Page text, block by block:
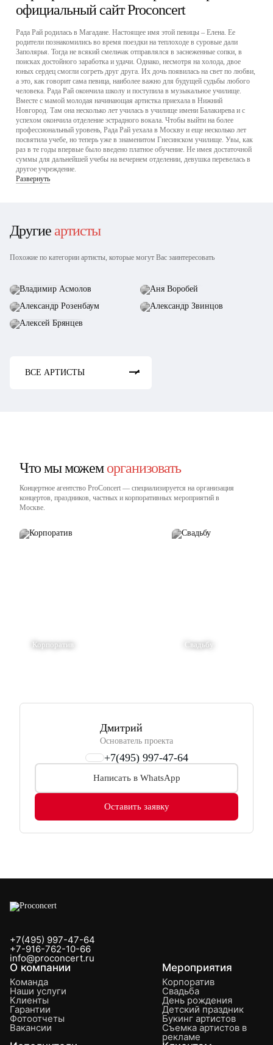
официальный сайт Proconcert
Рада Рай родилась в Магадане. Настоящее имя этой певицы – Елена. Ее
родители познакомились во время поездки на теплоходе в суровые дали
Заполярья. Тогда не всякий смельчак отправлялся в заснеженные сопки, в
поисках достойного заработка и удачи. Однако, несмотря на холода, двое
юных сердец смогли согреть друг друга. Их дочь появилась на свет по любви,
а это, как говорит сама певица, наиболее важно для будущей судьбы любого
человека. Рада Рай окончила школу и поступила в музыкальное училище.
Вместе с мамой молодая начинающая артистка приехала в Нижний
Новгород. Там она несколько лет училась в училище имени Балакирева и с
успехом окончила отделение эстрадного вокала. Чтобы выйти на более
профессиональный уровень, Рада Рай уехала в Москву и еще несколько лет
посвятила учебе, но теперь уже в знаменитом Гнесинском училище. Увы, как
раз в те годы впервые было введено платное обучение. Не имея достаточной
суммы для дальнейшей учебы на вечернем отделении, девушка перевелась в
другое учреждение.
Развернуть
Другие артисты
Похожие по категории артисты, которые могут Вас заинтересовать
Александр Розенбаум
Александр Звинцов
Алексей Брянцев
ВСЕ АРТИСТЫ
Что мы можеморганизовать
Концертное агентство ProConcert — cпециализируется на организация
концертов, праздников, частных и корпоративных мероприятий в
Москве.
Корпоратив Свадьбу
Дмитрий
Основатель проекта
+7(495) 997-47-64
Написать в WhatsApp
Оставить заявку
+7(495) 997-47-64
+7-916-762-10-66
info@proconcert.ru
О компании
Команда
Наши услуги
Клиенты
Гарантии
Фотоотчеты
Вакансии
Мероприятия
Корпоратив
Свадьба
День рождения
Детский праздник
Букинг артистов
Съемка артистов в
рекламе